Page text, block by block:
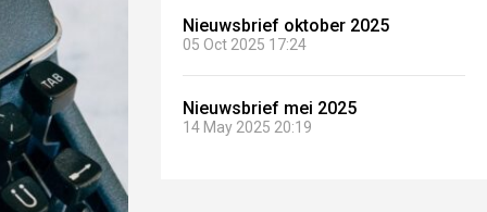
Nieuwsbrief oktober 2025
05 Oct 2025 17:24
Nieuwsbrief mei 2025
14 May 2025 20:19